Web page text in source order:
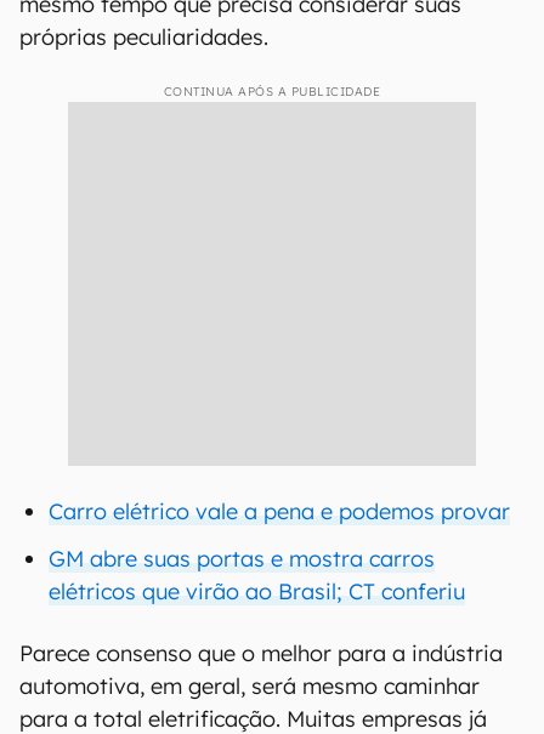
próprias peculiaridades.
CONTINUA APÓS A PUBLICIDADE
Carro elétrico vale a pena e podemos provar
GM abre suas portas e mostra carros
elétricos que virão ao Brasil; CT conferiu
Parece consenso que o melhor para a indústria
automotiva, em geral, será mesmo caminhar
para a total eletrificação. Muitas empresas já